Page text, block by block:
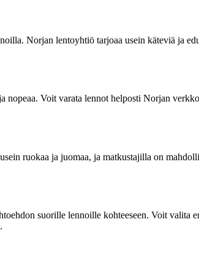
Norjan lentoyhtiö tarjoaa usein käteviä ja
nopeaa. Voit varata lennot helposti Norjan
ruokaa ja juomaa, ja matkustajilla on
suorille lennoille kohteeseen. Voit valita